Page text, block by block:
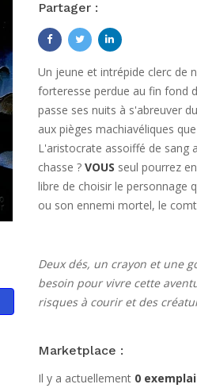
Partager :
Un jeune et intrépide clerc de
forteresse perdue au fin fond
passe ses nuits à s'abreuver
aux pièges machiavéliques
L'aristocrate assoiffé de sang
chasse ? VOUS seul pourrez
libre de choisir le personnage
ou son ennemi mortel, le
Deux dés, un crayon et une
besoin pour vivre cette
risques à courir et des
Marketplace :
Il y a actuellement 0